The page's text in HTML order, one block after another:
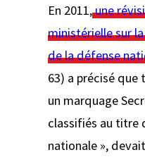
En 2011,une
ministérielle sur
de la défense
63) a précisé
un marquage
classifiés au titre
nationale »,